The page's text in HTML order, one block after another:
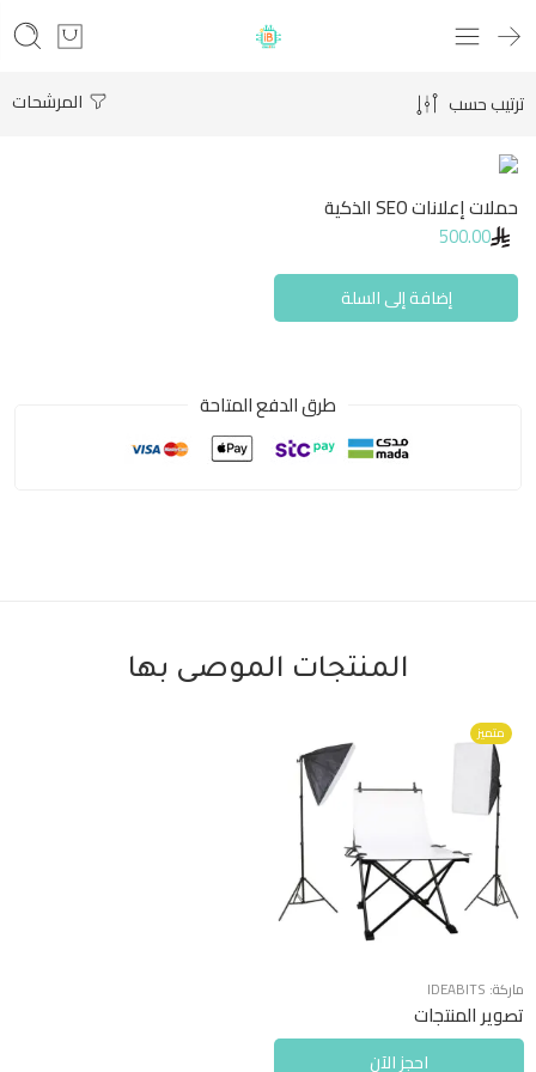
المرشحات ترتيب حسب
حملات إعلانات SEO الذكية
500.00
إضافة إلى السلة
طرق الدفع المتاحة
المنتجات الموصى بها
متميز
ماركة: IDEABITS
تصوير المنتجات
احجز الآن